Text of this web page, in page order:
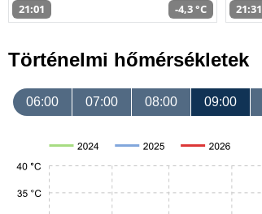
21:01 -4,3 °C 21:31
Történelmi hőmérsékletek
06:00 07:00 08:00 09:00